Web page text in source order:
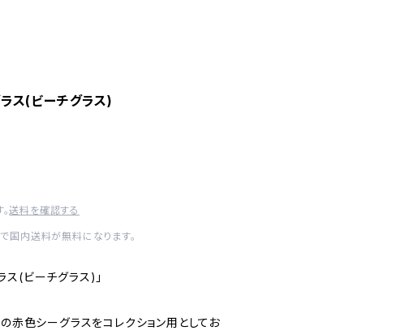
ス(ビーチグラス)
送料を確認する
内送料が無料になります。
(ビーチグラス)」
赤色シーグラスをコレクション用としてお